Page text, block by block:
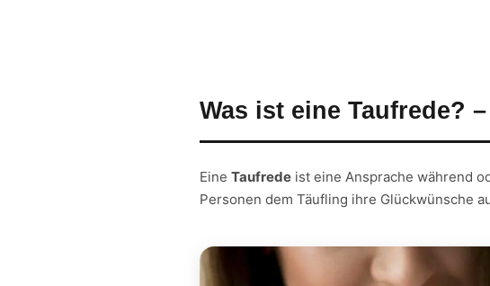
Was ist eine Taufrede?
Eine Taufrede ist eine Ansprache während
Personen dem Täufling ihre Glückwünsche